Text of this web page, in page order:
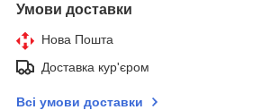
Умови доставки
Нова Пошта
Доставка кур'єром
Всі умови доставки